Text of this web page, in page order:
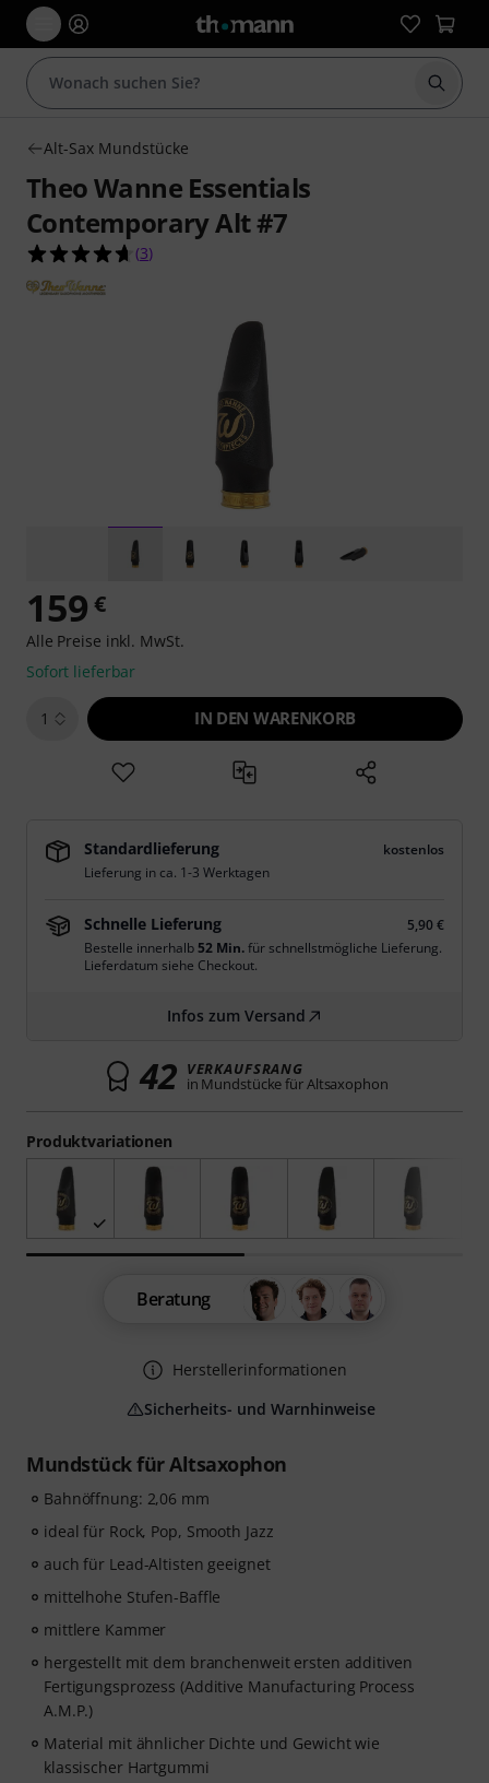
Suche
Alt-Sax Mundstücke
Theo Wanne Essentials
Contemporary Alt #7
4.7 von 5 Sternen aus 3 Kundenbewertungen
(3)
Mundstück für Altsaxophon
Bahnöffnung: 2,06 mm
ideal für Rock, Pop, Smooth Jazz
auch für Lead-Altisten geeignet
mittelhohe Stufen-Baffle
mittlere Kammer
hergestellt mit dem branchenweit ersten additiven
Fertigungsprozess (Additive Manufacturing Process
A.M.P.)
Material mit ähnlicher Dichte und Gewicht wie
klassischer Hartgummi
Produktvariationen
159 €
Alle Preise inkl. MwSt.
Sofort lieferbar
1 IN DEN WARENKORB
Standardlieferung
kostenlos
Lieferung in ca. 1-3 Werktagen
Schnelle Lieferung
5,90 €
Bestelle innerhalb52 Min.für schnellstmögliche Lieferung.
Lieferdatum siehe Checkout.
Infos zum Versand
42 VERKAUFSRANG
in Mundstücke für Altsaxophon
Beratung
Herstellerinformationen
Sicherheits- und Warnhinweise